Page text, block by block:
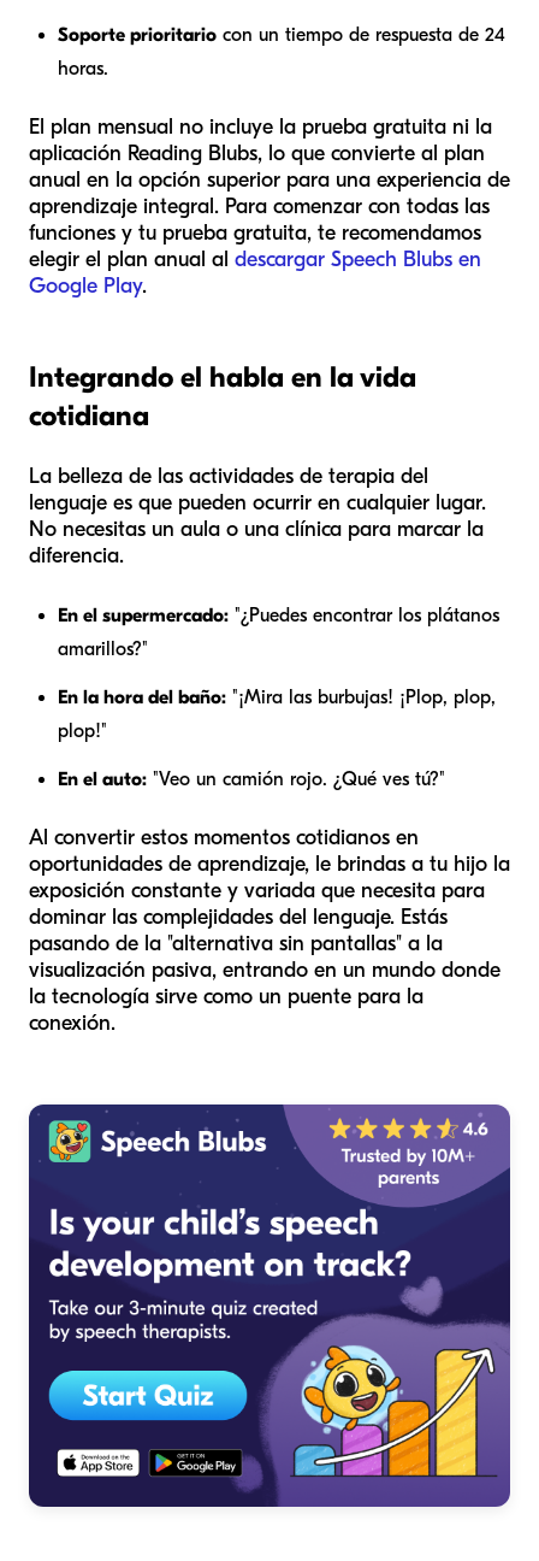
Soporte prioritario con un tiempo de respuesta de 24
horas.
El plan mensual no incluye la prueba gratuita ni la
aplicación Reading Blubs, lo que convierte al plan
anual en la opción superior para una experiencia de
aprendizaje integral. Para comenzar con todas las
funciones y tu prueba gratuita, te recomendamos
elegir el plan anual al descargar Speech Blubs en
Google Play.
Integrando el habla en la vida
cotidiana
La belleza de las actividades de terapia del
lenguaje es que pueden ocurrir en cualquier lugar.
No necesitas un aula o una clínica para marcar la
diferencia.
En el supermercado: "¿Puedes encontrar los plátanos
amarillos?"
En la hora del baño: "¡Mira las burbujas! ¡Plop, plop,
plop!"
En el auto: "Veo un camión rojo. ¿Qué ves tú?"
Al convertir estos momentos cotidianos en
oportunidades de aprendizaje, le brindas a tu hijo la
exposición constante y variada que necesita para
dominar las complejidades del lenguaje. Estás
pasando de la "alternativa sin pantallas" a la
visualización pasiva, entrando en un mundo donde
la tecnología sirve como un puente para la
conexión.